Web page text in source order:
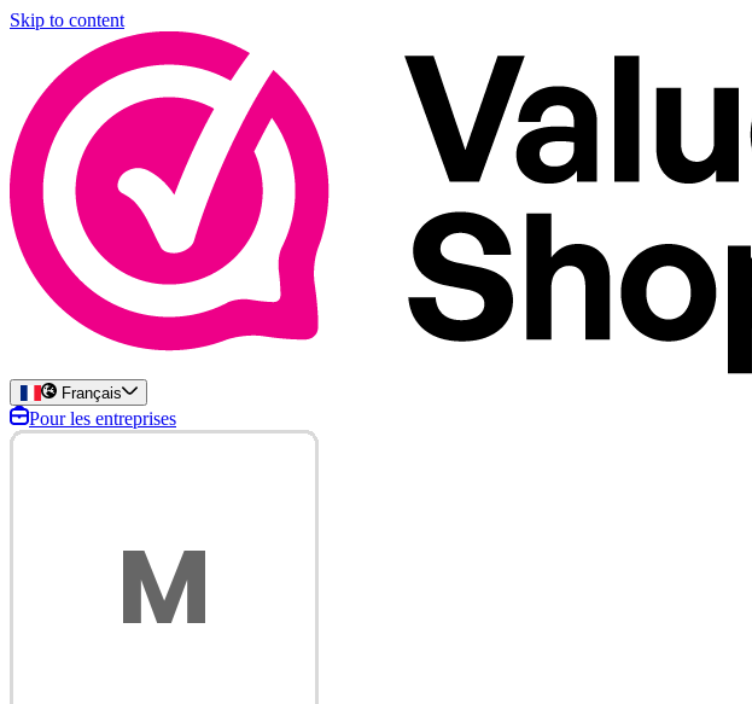
Skip to content
Français
Pour les entreprises